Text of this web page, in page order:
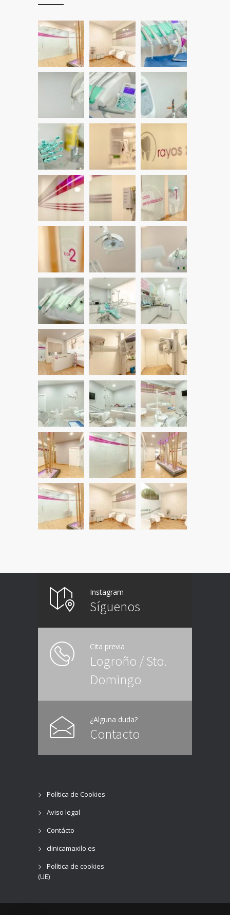
Extraen células madre de terceros
molares
1959
22/01/2018
Instagram
Síguenos
Cita previa
Logroño /Sto.
Domingo
¿Alguna duda?
Contacto
Política de Cookies
Aviso legal
Contácto
clinicamaxilo.es
Política de cookies
(UE)